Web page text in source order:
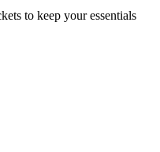
to keep your essentials